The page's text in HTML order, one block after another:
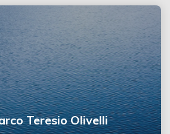
Teresio Olivelli